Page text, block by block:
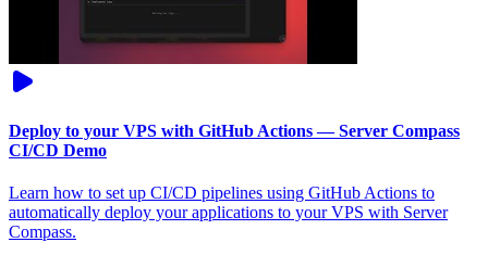
Deploy to your VPS with GitHub Actions — Server Compass
CI/CD Demo
Learn how to set up CI/CD pipelines using GitHub Actions to
automatically deploy your applications to your VPS with Server
Compass.